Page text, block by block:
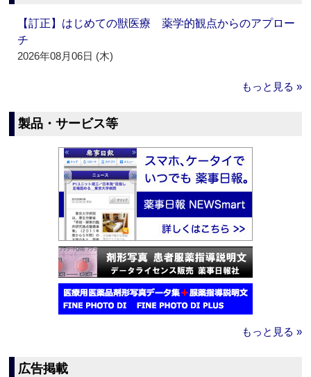
【訂正】はじめての獣医療 薬学的観点からのアプロー
チ
2026年08月06日 (木)
もっと見る »
製品・サービス等
もっと見る »
広告掲載